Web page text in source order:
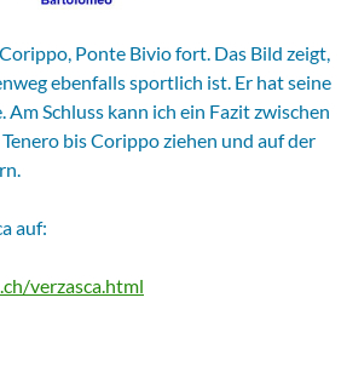
Ponte Bivio fort. Das Bild zeigt,
ebenfalls sportlich ist. Er hat seine
Am Schluss kann ich ein Fazit zwischen
bis Corippo ziehen und auf der
auf:
verzasca.html